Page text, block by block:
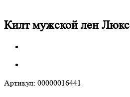
Килт мужской лен Люкс
Артикул: 00000016441